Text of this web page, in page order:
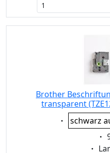
Brother
transparent
Eigenschaft:
schwarz